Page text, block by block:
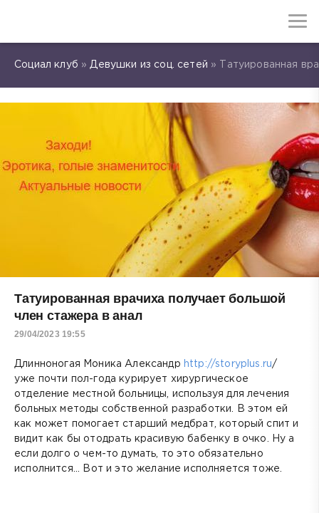
Социал клуб » Девушки из соц. сетей » Татуированная
Татуированная врачиха получает большой
член стажера в анал
29/04/2023 19:55
Длинноногая Моника Александр http://storyplus.ru/
уже почти пол-года курирует хирургическое
отделение местной больницы, используя для лечения
больных методы собственной разработки. В этом ей
как может помогает старший медбрат, который спит и
видит как бы отодрать красивую бабенку в очко. Ну а
если долго о чем-то думать, то это обязательно
исполнится... Вот и это желание исполняется тоже.